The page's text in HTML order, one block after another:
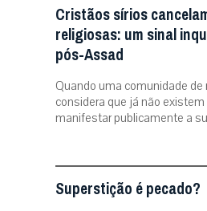
Cristãos sírios
religiosas: um sinal
pós-Assad
Quando uma comunidade
considera que já não
manifestar publicamente a
Superstição é pecado?